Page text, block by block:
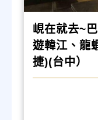
峴在就去~
遊韓江、龍
捷)(台中）